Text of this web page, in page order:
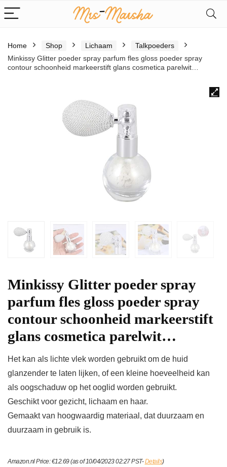
Home Shop Lichaam
Talkpoeders
Minkissy Glitter poeder spray parfum fles gloss poeder spray
contour schoonheid markeerstift glans cosmetica parelwit…
Minkissy Glitter poeder spray
parfum fles gloss poeder spray
contour schoonheid markeerstift
glans cosmetica parelwit…
Het kan als lichte vlek worden gebruikt om de huid
glanzender te laten lijken, of een kleine hoeveelheid kan
als oogschaduw op het ooglid worden gebruikt.
Geschikt voor gezicht, lichaam en haar.
Gemaakt van hoogwaardig materiaal, dat duurzaam en
duurzaam in gebruik is.
Amazon.nl Price:€12.69(as of 10/04/2023 02:27 PST-Details)